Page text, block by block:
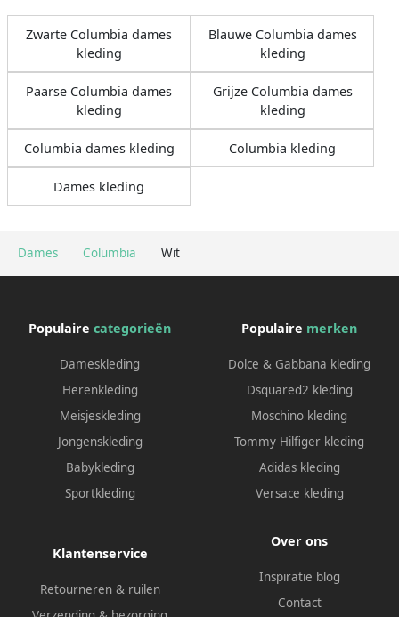
Dames Columbia Wit
Zwarte Columbia dames
kleding
Blauwe Columbia dames
kleding
Paarse Columbia dames
kleding
Grijze Columbia dames
kleding
Columbia dames kleding Columbia kleding
Dames kleding
Populaire categorieën
Dameskleding
Herenkleding
Meisjeskleding
Jongenskleding
Babykleding
Sportkleding
Populaire merken
Dolce & Gabbana kleding
Dsquared2 kleding
Moschino kleding
Tommy Hilfiger kleding
Adidas kleding
Versace kleding
Klantenservice
Retourneren & ruilen
Over ons
Inspiratie blog
Contact